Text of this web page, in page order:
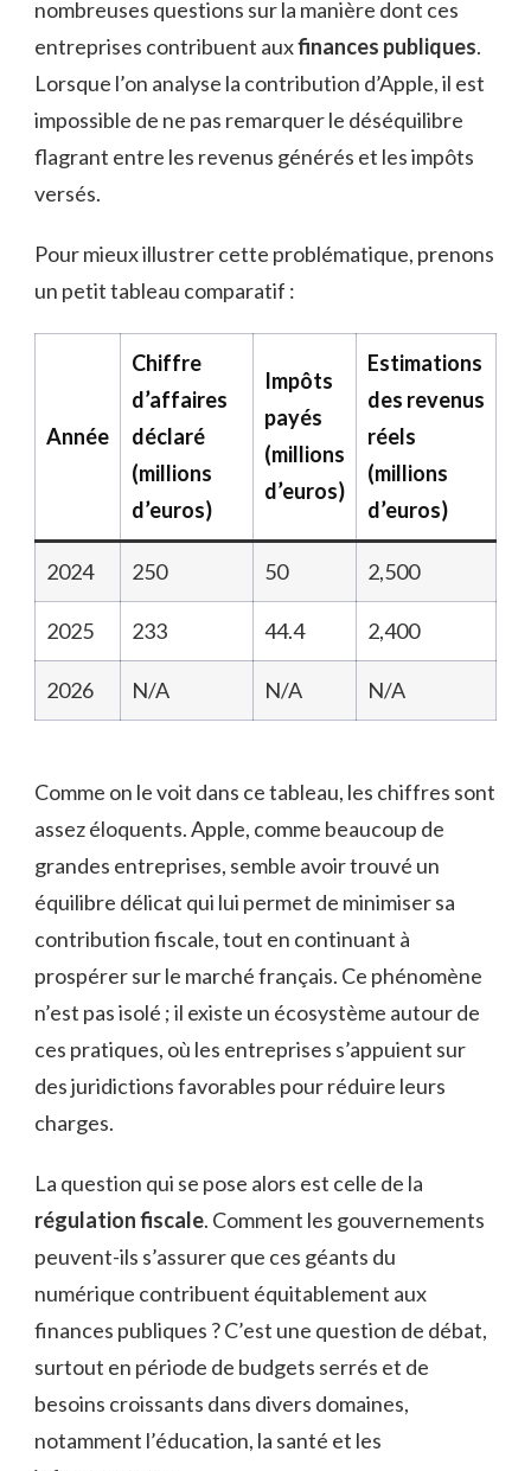
nombreuses questions sur la manière dont ces
entreprises contribuent auxfinances publiques.
Lorsque l’on analyse la contribution d’Apple, il est
impossible de ne pas remarquer le déséquilibre
flagrant entre les revenus générés et les impôts
versés.
Pour mieux illustrer cette problématique, prenons
un petit tableau comparatif :
Année
Chiffre
d’affaires
déclaré
(millions
d’euros)
Impôts
payés
(millions
d’euros)
Estimations
des revenus
réels
(millions
d’euros)
2024 250 50 2,500
2025 233 44.4 2,400
2026 N/A N/A N/A
Comme on le voit dans ce tableau, les chiffres sont
assez éloquents. Apple, comme beaucoup de
grandes entreprises, semble avoir trouvé un
équilibre délicat qui lui permet de minimiser sa
contribution fiscale, tout en continuant à
prospérer sur le marché français. Ce phénomène
n’est pas isolé ; il existe un écosystème autour de
ces pratiques, où les entreprises s’appuient sur
des juridictions favorables pour réduire leurs
charges.
La question qui se pose alors est celle de la
régulation fiscale. Comment les gouvernements
peuvent-ils s’assurer que ces géants du
numérique contribuent équitablement aux
finances publiques ? C’est une question de débat,
surtout en période de budgets serrés et de
besoins croissants dans divers domaines,
notamment l’éducation, la santé et les